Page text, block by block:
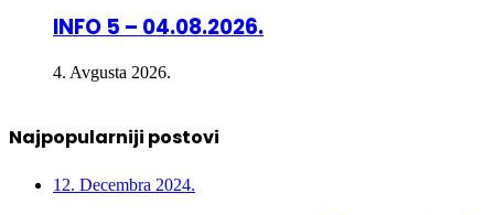
INFO 5 – 04.08.2026.
4. Avgusta 2026.
Najpopularniji postovi
12. Decembra 2024.